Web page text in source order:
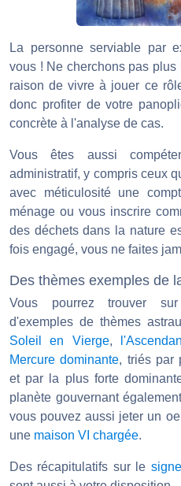
La personne serviable par
vous ! Ne cherchons pas
raison de vivre à jouer ce
donc profiter de votre
concrète à l'analyse de cas.
Vous êtes aussi
administratif, y compris ceux
avec méticulosité une
ménage ou vous inscrire
des déchets dans la nature
fois engagé, vous ne faites
Des thèmes exemples de
Vous pourrez trouver
d'exemples de thèmes
Soleil en Vierge,
Mercure dominante, triés par
et par la plus forte
planète gouvernant
vous pouvez aussi jeter un
une maison VI chargée.
Des récapitulatifs sur le